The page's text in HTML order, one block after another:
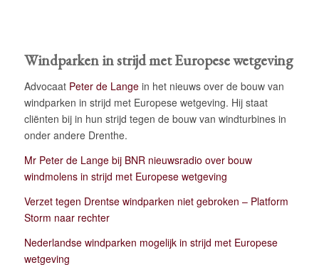
Windparken in strijd met Europese wetgeving
Advocaat Peter de Langein het nieuws over de bouw van
windparken in strijd met Europese wetgeving. Hij staat
cliënten bij in hun strijd tegen de bouw van windturbines in
onder andere Drenthe.
Mr Peter de Lange bij BNR nieuwsradio over bouw
windmolens in strijd met Europese wetgeving
Verzet tegen Drentse windparken niet gebroken – Platform
Storm naar rechter
Nederlandse windparken mogelijk in strijd met Europese
wetgeving